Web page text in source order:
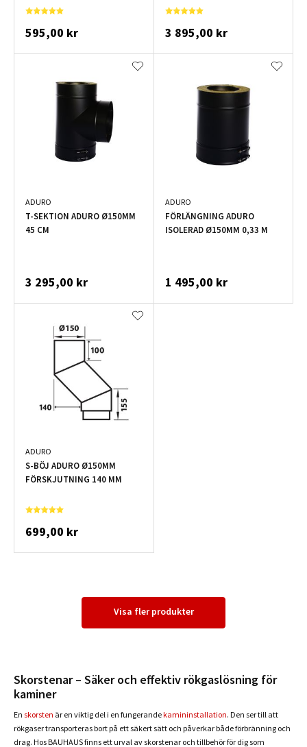
595,00 kr 3 895,00 kr
ADURO
T-SEKTION ADURO Ø150MM
45 CM
3 295,00 kr
ADURO
FÖRLÄNGNING ADURO
ISOLERAD Ø150MM 0,33 M
1 495,00 kr
ADURO
S-BÖJ ADURO Ø150MM
FÖRSKJUTNING 140 MM
699,00 kr
Visa fler produkter
Skorstenar – Säker och effektiv rökgaslösning för
kaminer
En skorsten är en viktig del i en fungerandekamininstallation. Den ser till att
rökgaser transporteras bort på ett säkert sätt och påverkar både förbränning och
drag. Hos BAUHAUS finns ett urval av skorstenar och tillbehör för dig som